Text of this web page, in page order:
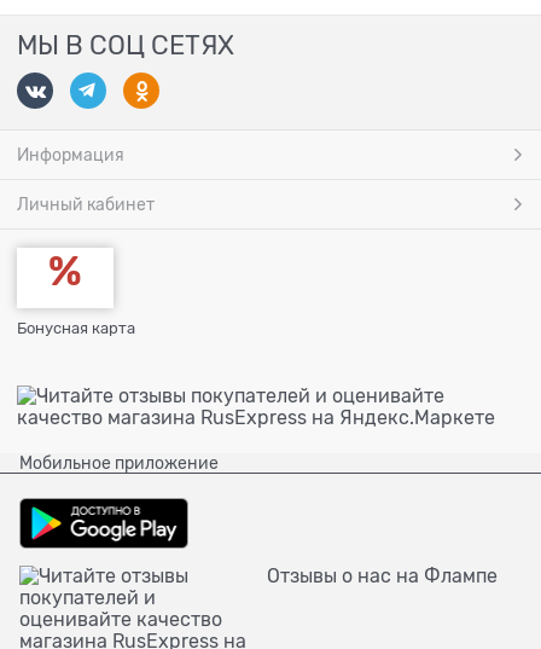
МЫ В СОЦ СЕТЯХ
Информация
Личный кабинет
Бонусная карта
Мобильное приложение
Отзывы о нас на Флампе